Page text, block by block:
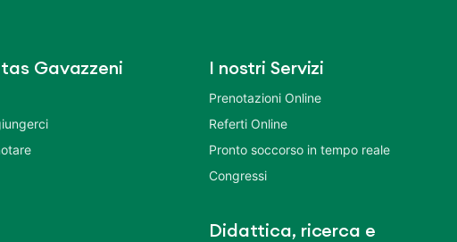
Gavazzeni I nostri Servizi
Prenotazioni Online
Referti Online
Pronto soccorso in tempo reale
Congressi
Didattica, ricerca e